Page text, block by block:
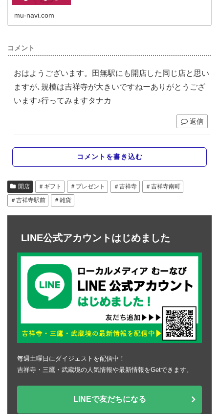
mu-navi.com
コメント
おはようございます。田無駅にも開店した同じ店と思い
ますが､規模は吉祥寺が大きいですねーありがとうござ
います♪行ってみますタナカ
返信
コメントを書き込む
開店 ＃ギフト ＃プレゼント ＃吉祥寺
＃吉祥寺南町
＃吉祥寺駅前
＃雑貨
LINE公式アカウントはじめました
毎週土曜日にダイジェストを配信中！
吉祥寺・三鷹・武蔵境の人気情報や最新情報をGetできます。
LINEで友だちになる